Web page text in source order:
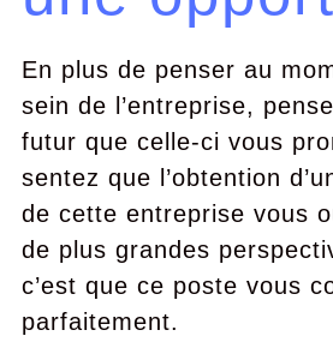
En plus de penser au
sein de l’entreprise,
futur que celle-ci vous
sentez que l’obtention
de cette entreprise vous
de plus grandes
c’est que ce poste vous
parfaitement.